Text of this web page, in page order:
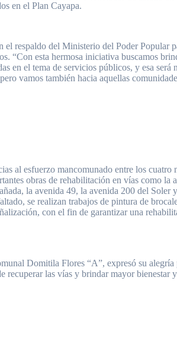
en el Plan Cayapa.
respaldo del Ministerio del Poder Popular
“Con esta hermosa iniciativa buscamos
en el tema de servicios públicos, y esa será
vamos también hacia aquellas
al esfuerzo mancomunado entre los cuatro
obras de rehabilitación en vías como la
la avenida 49, la avenida 200 del Soler
se realizan trabajos de pintura de
con el fin de garantizar una
Domitila Flores “A”, expresó su
recuperar las vías y brindar mayor bienestar